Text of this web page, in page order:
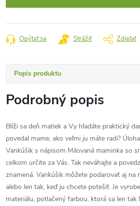
Opýtať sa Strážiť Zdieľať
Popis produktu
Podrobný popis
Blíži sa deň matiek a Vy hľadáte praktický
povedal mame, ako veľmi ju máte radi?
Vankúšik s nápisom Milovaná maminka so
celkom určite za Vás. Tak neváhajte a
znamená. Vankúšik môžete podarovať aj na
alebo len tak, keď ju chcete potešiť. Je
materiálu, potlačený farbou, ktorá sa len tak